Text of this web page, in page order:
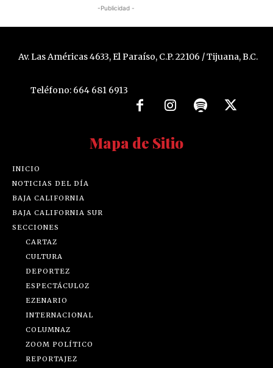
-Publicidad -
Av. Las Américas 4633, El Paraíso, C.P. 22106 / Tijuana, B.C.
Teléfono: 664 681 6913
Mapa de Sitio
INICIO
NOTICIAS DEL DÍA
BAJA CALIFORNIA
BAJA CALIFORNIA SUR
SECCIONES
CARTAZ
CULTURA
DEPORTEZ
ESPECTÁCULOZ
EZENARIO
INTERNACIONAL
COLUMNAZ
ZOOM POLÍTICO
REPORTAJEZ